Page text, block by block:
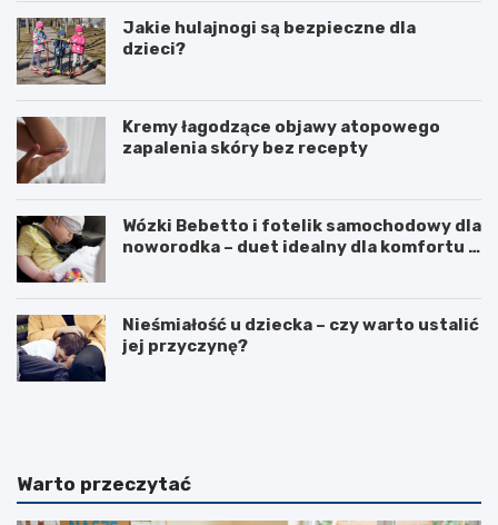
Jakie hulajnogi są bezpieczne dla
dzieci?
Kremy łagodzące objawy atopowego
zapalenia skóry bez recepty
Wózki Bebetto i fotelik samochodowy dla
noworodka – duet idealny dla komfortu i
Nieśmiałość u dziecka – czy warto ustalić
jej przyczynę?
J
r
e
C
d
z
Warto przeczytać